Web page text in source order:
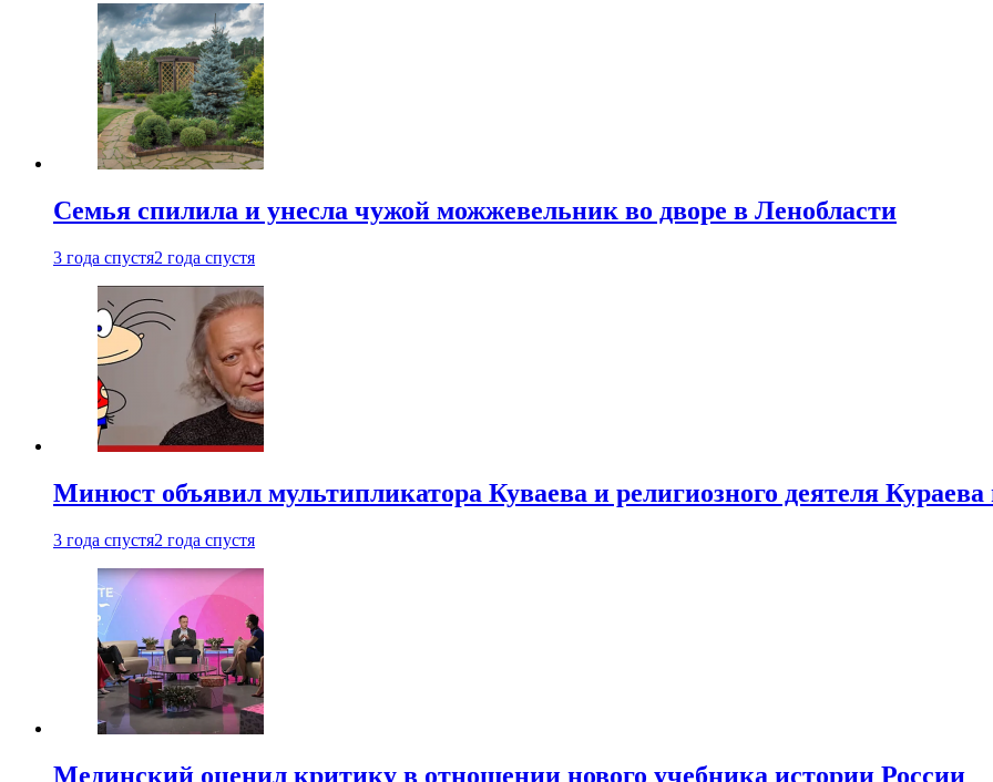
Семья спилила и унесла чужой можжевельник во дворе в Ленобласти
3 года спустя2 года спустя
Минюст объявил мультипликатора Куваева и религиозного деятеля
3 года спустя2 года спустя
Мединский оценил критику в отношении нового учебника истории России